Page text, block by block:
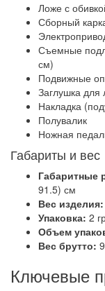
Ложе с
Сборный
Съемные
см)
Подвижные
Заглушка для
Накладка
Полувалик
Ножная
Габариты и вес
Габаритные
91.5) см
Вес изделия:
Упаковка: 2
Объем
Вес брутто:
Ключевые